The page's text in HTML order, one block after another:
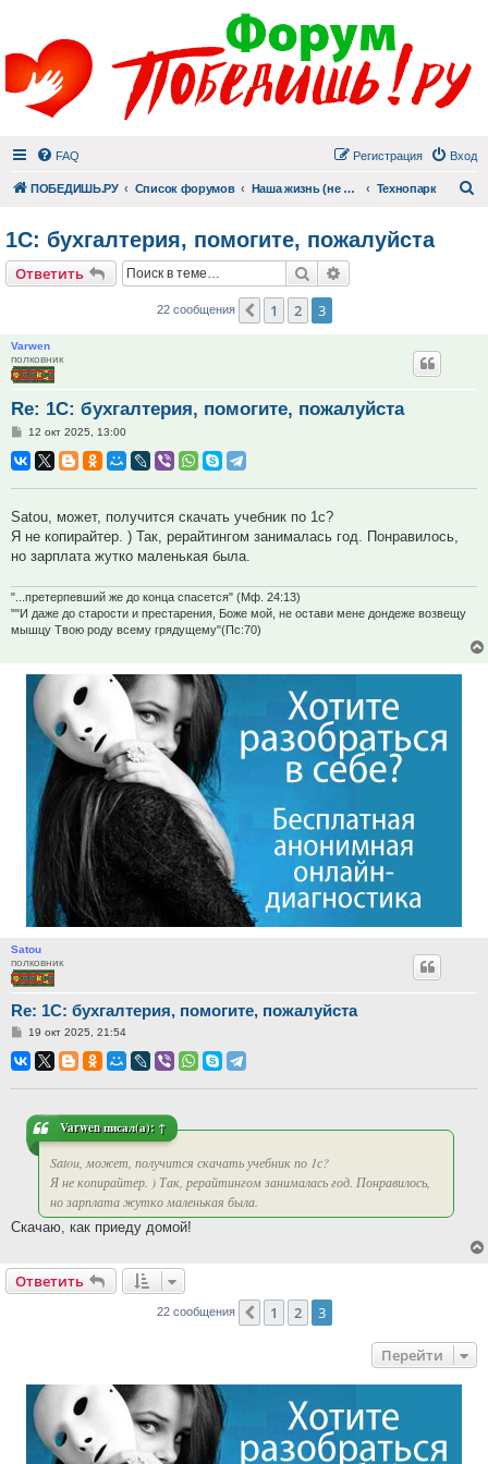
FAQ Вход
Регистрация
ПОБЕДИШЬ.РУ Список форумов Наша жизнь (не всё же о суициде!) Технопарк
1С: бухгалтерия, помогите, пожалуйста
Ответить Поиск
22 сообщения Пред.
1 2 3
Varwen
полковник
Re: 1С: бухгалтерия, помогите, пожалуйста
Сообщение
12 окт 2025, 13:00
Satou, может, получится скачать учебник по 1с?
Я не копирайтер. ) Так, рерайтингом занималась год. Понравилось,
но зарплата жутко маленькая была.
"...претерпевший же до конца спасется" (Мф. 24:13)
""И даже до старости и престарения, Боже мой, не остави мене дондеже возвещу
мышцу Твою роду всему грядущему"(Пс:70)
Satou
полковник
Re: 1С: бухгалтерия, помогите, пожалуйста
Сообщение
19 окт 2025, 21:54
Varwenписал(а): ↑
Satou, может, получится скачать учебник по 1с?
Я не копирайтер. ) Так, рерайтингом занималась год. Понравилось,
но зарплата жутко маленькая была.
Скачаю, как приеду домой!
Ответить
22 сообщения Пред.
1 2 3
Перейти